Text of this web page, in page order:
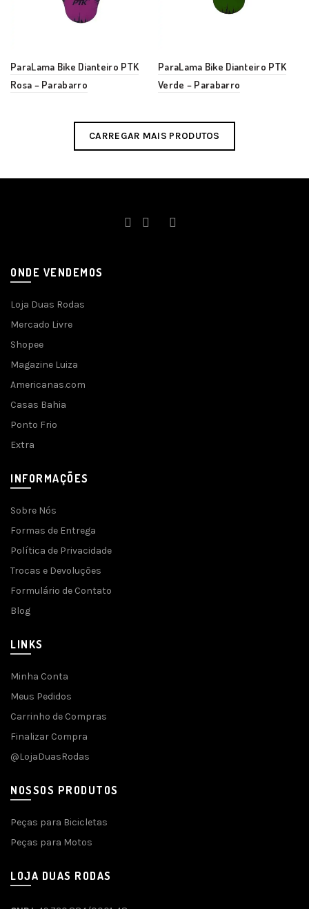
ParaLama Bike Dianteiro PTK
Rosa – Parabarro
ParaLama Bike Dianteiro PTK
Verde – Parabarro
CARREGAR MAIS PRODUTOS
ONDE VENDEMOS
Loja Duas Rodas
Mercado Livre
Shopee
Magazine Luiza
Americanas.com
Casas Bahia
Ponto Frio
Extra
INFORMAÇÕES
Sobre Nós
Formas de Entrega
Política de Privacidade
Trocas e Devoluções
Formulário de Contato
Blog
LINKS
Minha Conta
Meus Pedidos
Carrinho de Compras
Finalizar Compra
@LojaDuasRodas
NOSSOS PRODUTOS
Peças para Bicicletas
Peças para Motos
LOJA DUAS RODAS